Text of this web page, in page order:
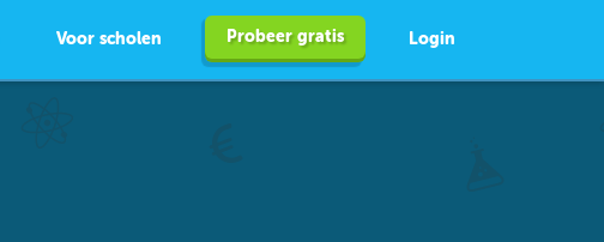
Voor scholen Probeer gratis Login